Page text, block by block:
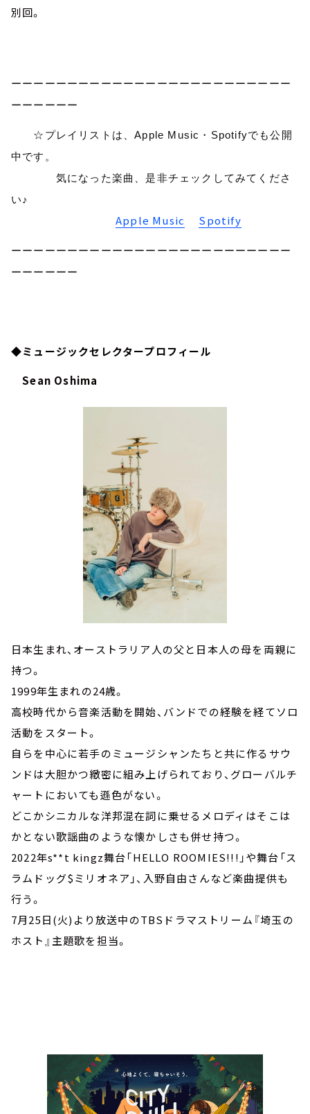
別回。
ーーーーーーーーーーーーーーーーーーーーーーーーー
ーーーーーー
☆プレイリストは、Apple Music・Spotifyでも公開
中です。
気になった楽曲、是非チェックしてみてくださ
い♪
Apple Music Spotify
ーーーーーーーーーーーーーーーーーーーーーーーーー
ーーーーーー
◆ミュージックセレクタープロフィール
Sean Oshima
日本生まれ、オーストラリア人の父と日本人の母を両親に
持つ。
1999年生まれの24歳。
高校時代から音楽活動を開始、バンドでの経験を経てソロ
活動をスタート。
自らを中心に若手のミュージシャンたちと共に作るサウ
ンドは大胆かつ緻密に組み上げられており、グローバルチ
ャートにおいても遜色がない。
どこかシニカルな洋邦混在詞に乗せるメロディはそこは
かとない歌謡曲のような懐かしさも併せ持つ。
2022年s**t kingz舞台「HELLO ROOMIES!!!」や舞台「ス
ラムドッグ$ミリオネア」、入野自由さんなど楽曲提供も
行う。
7月25日(火)より放送中のTBSドラマストリーム『埼玉の
ホスト』主題歌を担当。